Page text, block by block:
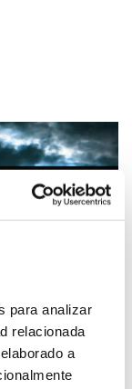
para analizar
relacionada
a
de 2025